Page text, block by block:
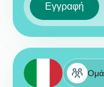
Εγγραφή